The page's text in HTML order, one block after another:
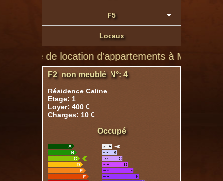
F5
Locaux
site de location d'appartements à Montluçon de
F2 non meublé N°: 4
Résidence Caline
Etage: 1
Loyer: 400 €
Charges: 10 €
Occupé